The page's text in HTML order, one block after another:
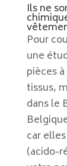
Ils ne
Pour
une
pièces
tissus,
dans le
car
(acido-